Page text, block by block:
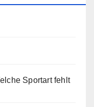
Sportart fehlt